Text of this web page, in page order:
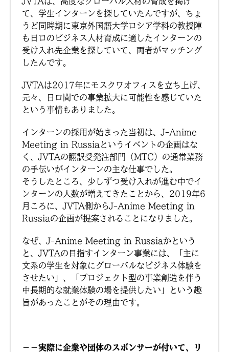
て、学生インターンを探していたんですが、ちょ
うど同時期に東京外国語大学ロシア学科の教授陣
も日ロのビジネス人材育成に適したインターンの
受け入れ先企業を探していて、両者がマッチング
したんです。
JVTAは2017年にモスクワオフィスを立ち上げ、
元々、日ロ間での事業拡大に可能性を感じていた
という事情もありました。
インターンの採用が始まった当初は、J-Anime
Meeting in Russiaというイベントの企画はな
く、JVTAの翻訳受発注部門（MTC）の通常業務
の手伝いがインターンの主な仕事でした。
そうしたところ、少しずつ受け入れが進む中でイ
ンターンの人数が増えてきたことから、2019年6
月ころに、JVTA側からJ-Anime Meeting in
Russiaの企画が提案されることになりました。
なぜ、J-Anime Meeting in Russiaかという
と、JVTAの目指すインターン事業には、「主に
文系の学生を対象にグローバルなビジネス体験を
させたい」、「プロジェクト型の事業創造を伴う
中長期的な就業体験の場を提供したい」という趣
旨があったことがその理由です。
－－実際に企業や団体のスポンサーが付いて、リ